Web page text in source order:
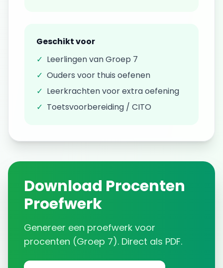
Geschikt voor
✓ Leerlingen vanGroep 7
✓ Ouders voor thuis oefenen
✓ Leerkrachten voor extra oefening
✓ Toetsvoorbereiding / CITO
Download Procenten
Proefwerk
Genereer een proefwerk voor
procenten (Groep 7). Direct als PDF.